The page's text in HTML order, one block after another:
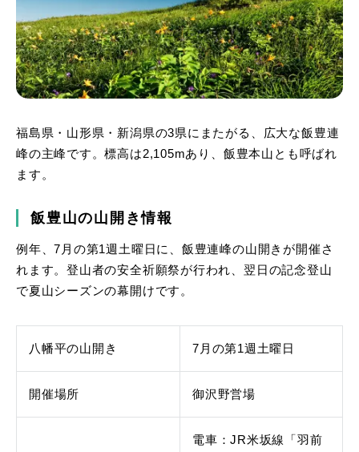
福島県・山形県・新潟県の3県にまたがる、広大な飯豊連
峰の主峰です。標高は2,105mあり、飯豊本山とも呼ばれ
ます。
飯豊山の山開き情報
例年、7月の第1週土曜日に、飯豊連峰の山開きが開催さ
れます。登山者の安全祈願祭が行われ、翌日の記念登山
で夏山シーズンの幕開けです。
八幡平の山開き 7月の第1週土曜日
開催場所 御沢野営場
電車：JR米坂線「羽前